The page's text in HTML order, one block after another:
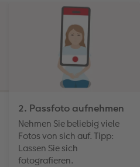
2. Passfoto aufnehmen
Nehmen Sie beliebig viele
Fotos von sich auf. Tipp:
Lassen Sie sich
fotografieren.